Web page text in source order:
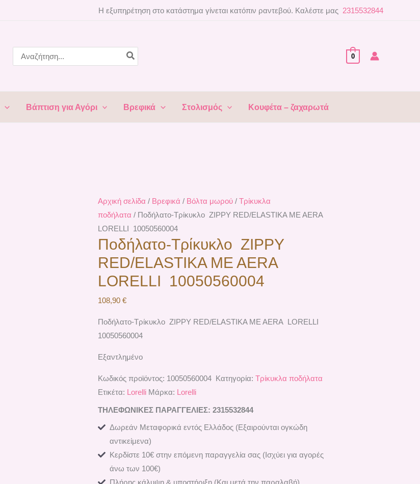
Η εξυπηρέτηση στο κατάστημα γίνεται κατόπιν ραντεβού. Καλέστε μας 2315532844
for:
0
Βάπτιση για Αγόρι Βρεφικά Στολισμός Κουφέτα – ζαχαρωτά
Αρχική σελίδα / Βρεφικά / Βόλτα μωρού / Τρίκυκλα
ποδήλατα / Ποδήλατο-Τρίκυκλο ZIPPY RED/ELASTIKA ME AERA
LORELLI 10050560004
Ποδήλατο-Τρίκυκλο ZIPPY
RED/ELASTIKA ME AERA
LORELLI 10050560004
108,90 €
Ποδήλατο-Τρίκυκλο ZIPPY RED/ELASTIKA ME AERA LORELLI
10050560004
Εξαντλημένο
Κωδικός προϊόντος: 10050560004 Κατηγορία: Τρίκυκλα ποδήλατα
Ετικέτα: Lorelli Μάρκα: Lorelli
ΤΗΛΕΦΩΝΙΚΕΣ ΠΑΡΑΓΓΕΛΙΕΣ: 2315532844
Δωρεάν Μεταφορικά εντός Ελλάδος (Εξαιρούνται ογκώδη
αντικείμενα)
Κερδίστε 10€ στην επόμενη παραγγελία σας (Ισχύει για αγορές
άνω των 100€)
Πλήρης κάλυψη & υποστήριξη (Και μετά την παραλαβή)